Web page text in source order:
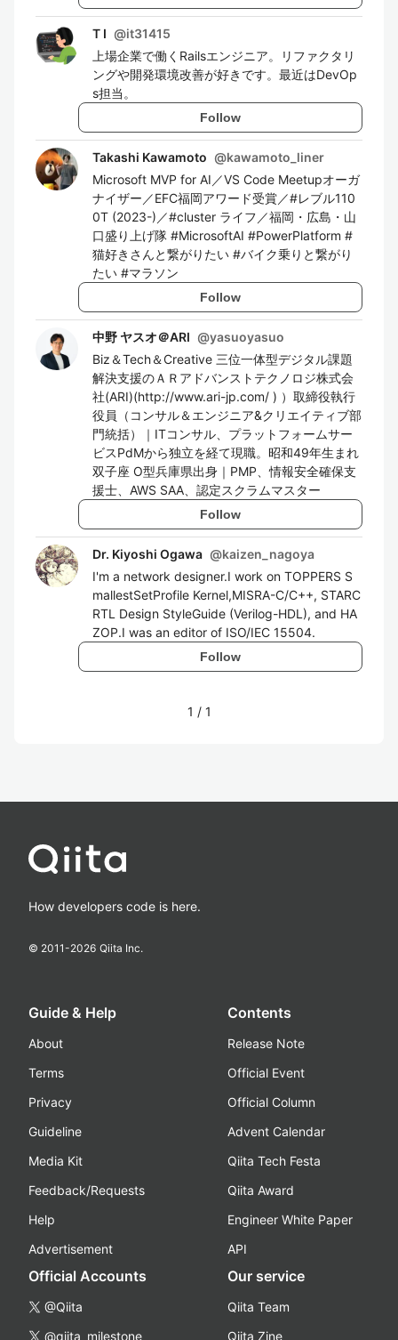
T I @it31415
上場企業で働くRailsエンジニア。リファクタリ
ングや開発環境改善が好きです。最近はDevOp
s担当。
Follow
Takashi Kawamoto @kawamoto_liner
Microsoft MVP for AI／VS Code Meetupオーガ
ナイザー／EFC福岡アワード受賞／#レブル110
0T (2023-)／#cluster ライフ／福岡・広島・山
口盛り上げ隊 #MicrosoftAI #PowerPlatform #
猫好きさんと繋がりたい #バイク乗りと繋がり
たい #マラソン
Follow
中野 ヤスオ＠ARI @yasuoyasuo
Biz＆Tech＆Creative 三位一体型デジタル課題
解決支援のＡＲアドバンストテクノロジ株式会
社(ARI)(http://www.ari-jp.com/ ) ）取締役執行
役員（コンサル＆エンジニア&クリエイティブ部
門統括）｜ITコンサル、プラットフォームサー
ビスPdMから独立を経て現職。昭和49年生まれ
双子座 O型兵庫県出身｜PMP、情報安全確保支
援士、AWS SAA、認定スクラムマスター
Follow
Dr. Kiyoshi Ogawa @kaizen_nagoya
I'm a network designer.I work on TOPPERS S
mallestSetProfile Kernel,MISRA-C/C++, STARC
RTL Design StyleGuide (Verilog-HDL), and HA
ZOP.I was an editor of ISO/IEC 15504.
Follow
1 / 1
How developers code is here.
© 2011-2026 Qiita Inc.
Guide & Help
About
Terms
Privacy
Guideline
Media Kit
Feedback/Requests
Help
Advertisement
Contents
Release Note
Official Event
Official Column
Advent Calendar
Qiita Tech Festa
Qiita Award
Engineer White Paper
API
Official Accounts
@Qiita
@qiita_milestone
Our service
Qiita Team
Qiita Zine